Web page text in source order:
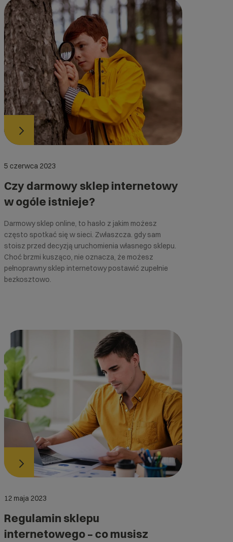
5 czerwca 2023
Czy darmowy sklep internetowy
w ogóle istnieje?
Darmowy sklep online, to hasło z jakim możesz
często spotkać się w sieci. Zwłaszcza. gdy sam
stoisz przed decyzją uruchomienia własnego sklepu.
Choć brzmi kusząco, nie oznacza, że możesz
pełnoprawny sklep internetowy postawić zupełnie
bezkosztowo.
12 maja 2023
Regulamin sklepu
internetowego – co musisz